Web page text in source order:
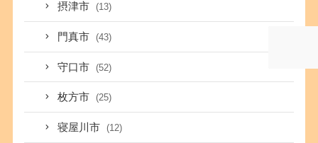
摂津市 (13)
門真市 (43)
守口市 (52)
枚方市 (25)
寝屋川市 (12)